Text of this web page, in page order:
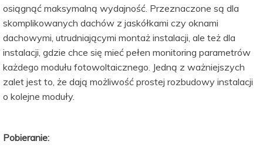
osiągnąć maksymalną wydajność. Przeznaczone są dla
skomplikowanych dachów z jaskółkami czy oknami
dachowymi, utrudniającymi montaż instalacji, ale też dla
instalacji, gdzie chce się mieć pełen monitoring parametrów
każdego modułu fotowoltaicznego. Jedną z ważniejszych
zalet jest to, że dają możliwość prostej rozbudowy instalacji
o kolejne moduły.
Pobieranie: